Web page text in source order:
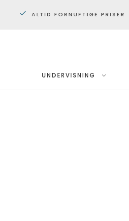
ALTID FORNUFTIGE PRISER
UNDERVISNING